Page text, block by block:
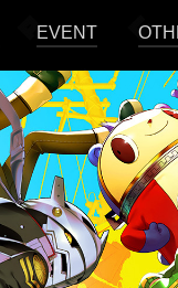
EVENT